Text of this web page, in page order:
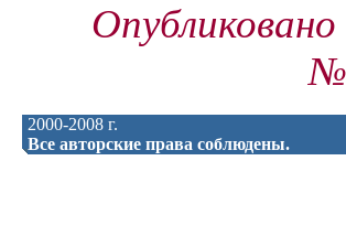
2000-2008 г.
Все авторские права соблюдены.